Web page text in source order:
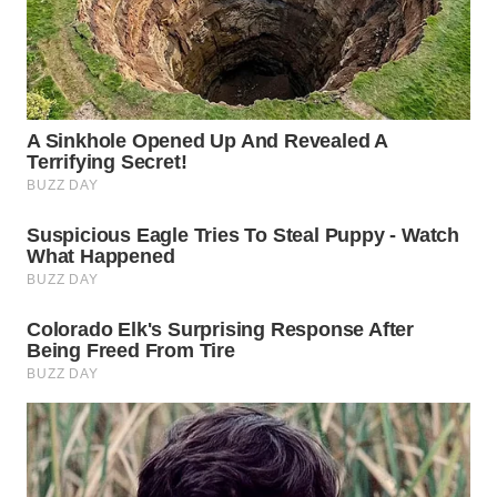
WN
TAPANULI
TENGAH
WN DELI
SERDANG
TEBING
TINGGI
PAKPAK
WN
KARAWANG
WN